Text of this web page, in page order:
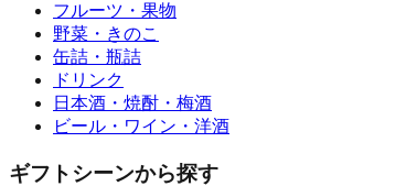
フルーツ・果物
野菜・きのこ
缶詰・瓶詰
ドリンク
日本酒・焼酎・梅酒
ビール・ワイン・洋酒
ギフトシーンから探す